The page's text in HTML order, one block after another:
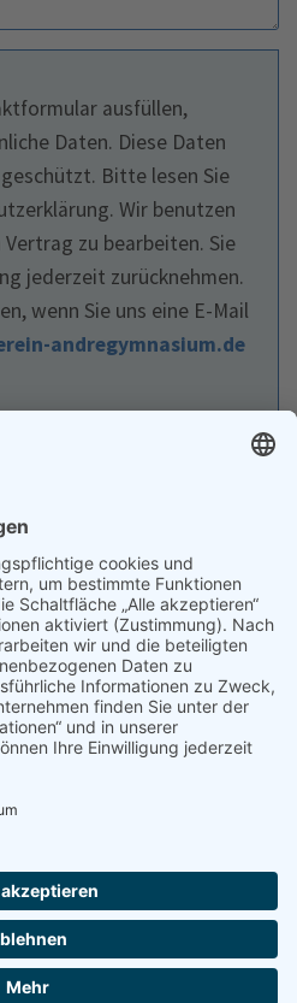
ausfüllen,
Daten. Diese Daten
Bitte lesen Sie
Wir benutzen
zu bearbeiten. Sie
jederzeit zurücknehmen.
wenn Sie uns eine E-Mail
andregymnasium.de
André-Gymnasiums
• 09112 Chemnitz • Tel.
andregymnasium.de